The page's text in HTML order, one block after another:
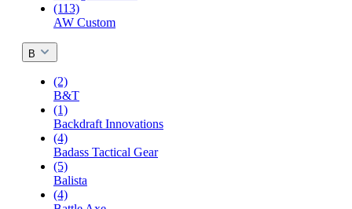
(113)
AW Custom
B
(2)
B&T
(1)
Backdraft Innovations
(4)
Badass Tactical Gear
(5)
Balista
(4)